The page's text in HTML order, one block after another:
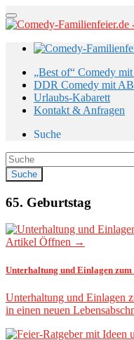
„Best of“ Comedy
DDR Comedy mit
Urlaubs-Kabarett
Kontakt & Anfragen
Suche
65. Geburtstag
Artikel Öffnen →
Unterhaltung und Einlagen zum
Unterhaltung und Einlagen
in einen neuen